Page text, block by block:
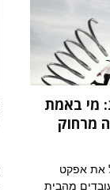
מי באמת
מרחוק
את אפקט
עובדים מהבית